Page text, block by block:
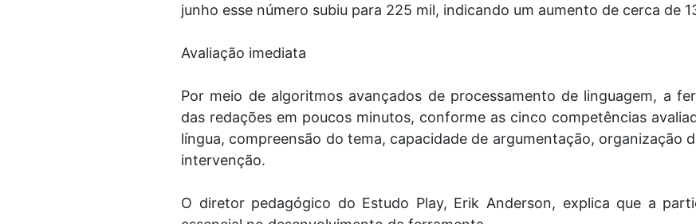
junho esse número subiu para 225 mil, indicando um aumento de cerca de
Avaliação imediata
Por meio de algoritmos avançados de processamento de linguagem, a
das redações em poucos minutos, conforme as cinco competências
língua, compreensão do tema, capacidade de argumentação, organização
intervenção.
O diretor pedagógico do Estudo Play, Erik Anderson, explica que a